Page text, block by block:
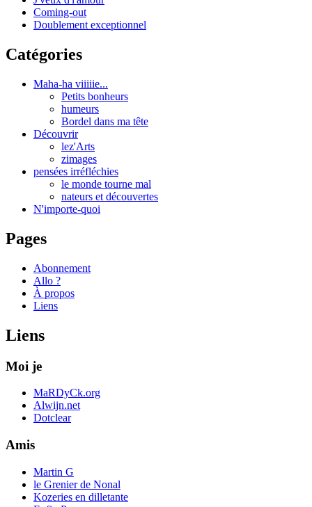
Coming-out
Doublement exceptionnel
Catégories
Maha-ha viiiiie...
Petits bonheurs
humeurs
Bordel dans ma tête
Découvrir
lez'Arts
zimages
pensées irréfléchies
le monde tourne mal
nateurs et découvertes
N'importe-quoi
Pages
Abonnement
Allo ?
À propos
Liens
Liens
Moi je
MaRDyCk.org
Alwijn.net
Dotclear
Amis
Martin G
le Grenier de Nonal
Kozeries en dilletante